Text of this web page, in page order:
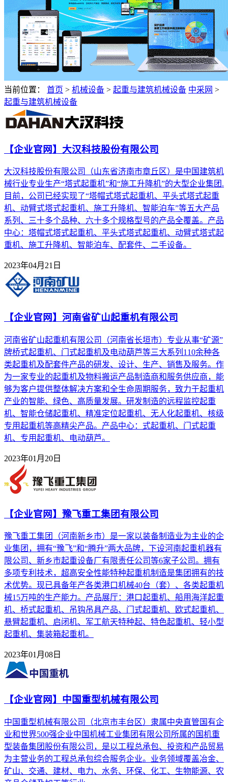
当前位置： 首页 > 机械设备 > 起重与建筑机械设备 中采网 >
起重与建筑机械设备
【企业官网】大汉科技股份有限公司
大汉科技股份有限公司（山东省济南市章丘区）是中国建筑机
械行业专业生产“塔式起重机”和“施工升降机”的大型企业集团.
目前，公司已经实现了“塔帽式塔式起重机、平头式塔式起重
机、动臂式塔式起重机、施工升降机、智能泊车”等五大产品
系列、三十多个品种、六十多个规格型号的产品全覆盖。产品
中心：塔帽式塔式起重机、平头式塔式起重机、动臂式塔式起
重机、施工升降机、智能泊车、配套件、二手设备。
2023年04月21日
【企业官网】河南省矿山起重机有限公司
河南省矿山起重机有限公司（河南省长垣市）专业从事“矿源”
牌桥式起重机、门式起重机及电动葫芦等三大系列110余种各
类起重机及配套件产品的研发、设计、生产、销售及服务。作
为一家专业的起重机及物料搬运产品制造商和服务供应商，能
够为客户提供整体解决方案和全生命周期服务，致力于起重机
产业的智能、绿色、高质量发展。研发制造的远程监控起重
机、智能仓储起重机、精准定位起重机、无人化起重机、核级
专用起重机等高精尖产品。产品中心：式起重机、门式起重
机、专用起重机、电动葫芦。
2023年01月20日
【企业官网】豫飞重工集团有限公司
豫飞重工集团（河南新乡市）是一家以装备制造业为主业的企
业集团，拥有“豫飞”和“腾升”两大品牌，下设河南起重机器有
限公司、新乡市起重设备厂有限责任公司等6家子公司。拥有
多项专利技术，超高安全性能特种起重机制造是集团拥有的技
术优势。现已具备年产各类港口机械40台（套）、各类起重机
械15万吨的生产能力。产品展厅：港口起重机、船用海洋起重
机、桥式起重机、吊钩吊具产品、门式起重机、欧式起重机、
悬臂起重机、启闭机、军工航天特种起、特色起重机、轻小型
起重机、集装箱起重机。
2023年01月08日
【企业官网】中国重型机械有限公司
中国重型机械有限公司（北京市丰台区）隶属中央直管国有企
业和世界500强企业中国机械工业集团有限公司所属的国机重
型装备集团股份有限公司，是以工程总承包、投资和产品贸易
为主营业务的工程总承包综合服务企业。业务领域覆盖冶金、
矿山、交通、建材、电力、水务、环保、化工、生物能源、农